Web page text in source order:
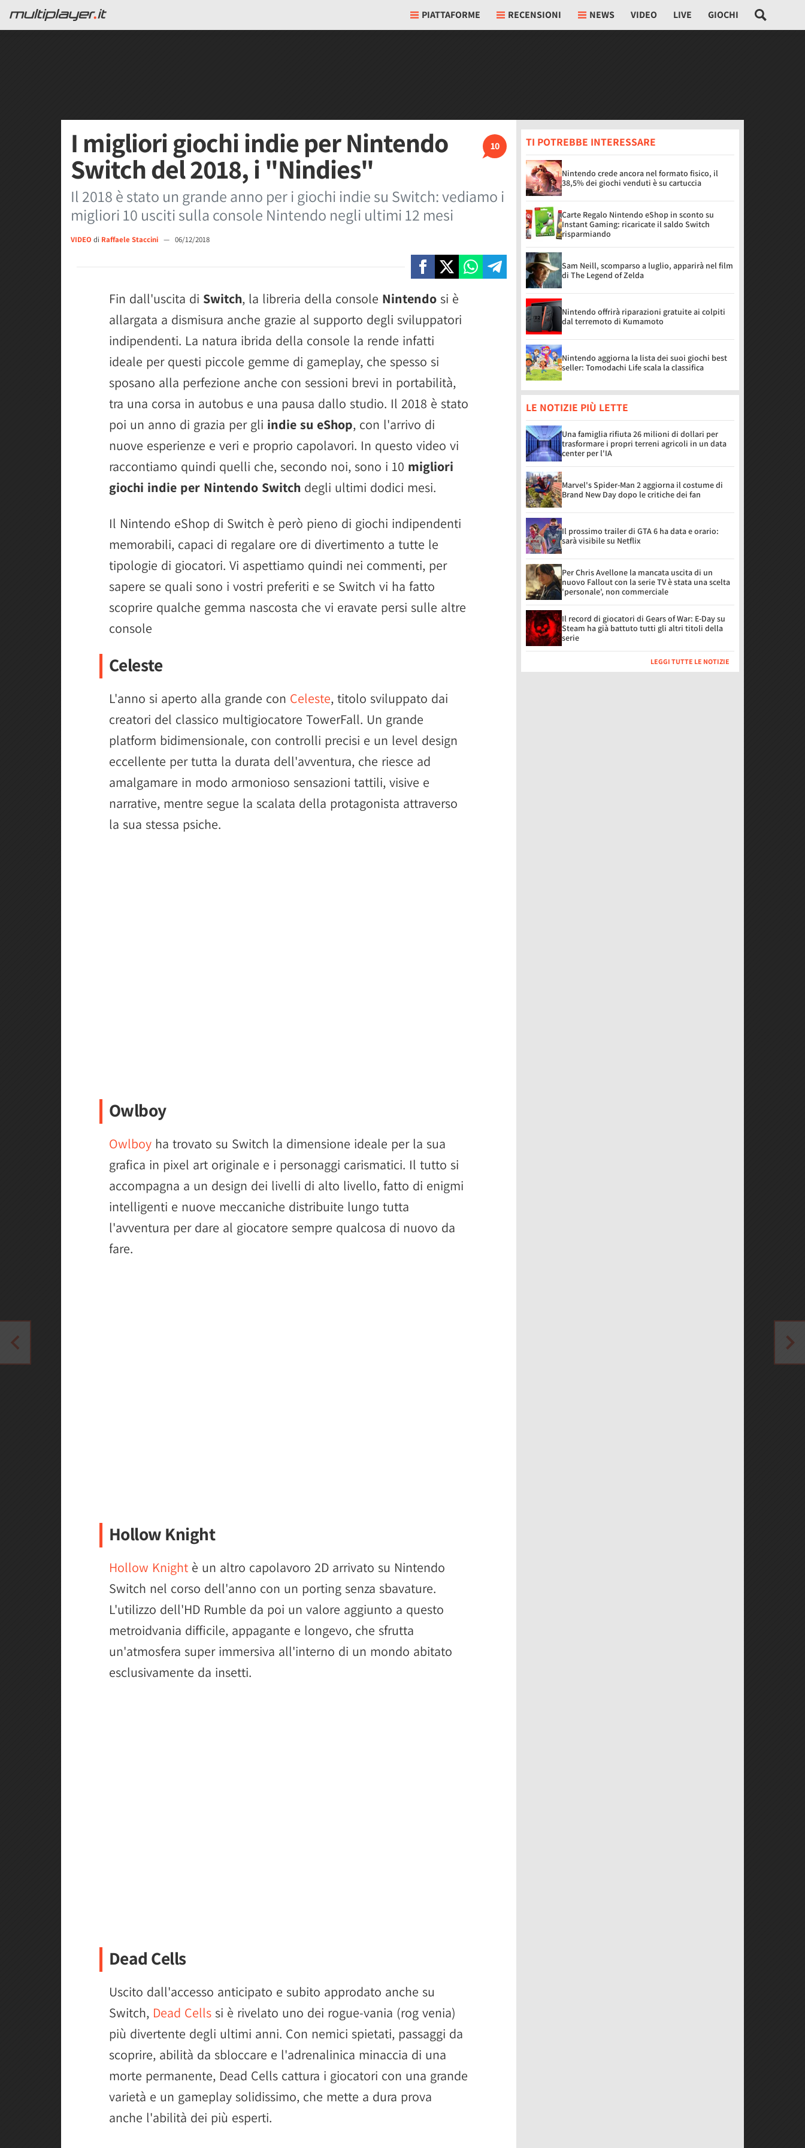
PIATTAFORME RECENSIONI NEWS VIDEO LIVE GIOCHI
10
I migliori giochi indie per Nintendo
Switch del 2018, i "Nindies"
Il 2018 è stato un grande anno per i giochi indie su Switch: vediamo i
migliori 10 usciti sulla console Nintendo negli ultimi 12 mesi
VIDEO di Raffaele Staccini — 06/12/2018
Fin dall'uscita di Switch, la libreria della console Nintendo si è
allargata a dismisura anche grazie al supporto degli sviluppatori
indipendenti. La natura ibrida della console la rende infatti
ideale per questi piccole gemme di gameplay, che spesso si
sposano alla perfezione anche con sessioni brevi in portabilità,
tra una corsa in autobus e una pausa dallo studio. Il 2018 è stato
poi un anno di grazia per gli indie su eShop, con l'arrivo di
nuove esperienze e veri e proprio capolavori. In questo video vi
raccontiamo quindi quelli che, secondo noi, sono i 10 migliori
giochi indie per Nintendo Switch degli ultimi dodici mesi.
Il Nintendo eShop di Switch è però pieno di giochi indipendenti
memorabili, capaci di regalare ore di divertimento a tutte le
tipologie di giocatori. Vi aspettiamo quindi nei commenti, per
sapere se quali sono i vostri preferiti e se Switch vi ha fatto
scoprire qualche gemma nascosta che vi eravate persi sulle altre
console
Celeste
L'anno si aperto alla grande con Celeste, titolo sviluppato dai
creatori del classico multigiocatore TowerFall. Un grande
platform bidimensionale, con controlli precisi e un level design
eccellente per tutta la durata dell'avventura, che riesce ad
amalgamare in modo armonioso sensazioni tattili, visive e
narrative, mentre segue la scalata della protagonista attraverso
la sua stessa psiche.
Owlboy
Owlboy ha trovato su Switch la dimensione ideale per la sua
grafica in pixel art originale e i personaggi carismatici. Il tutto si
accompagna a un design dei livelli di alto livello, fatto di enigmi
intelligenti e nuove meccaniche distribuite lungo tutta
l'avventura per dare al giocatore sempre qualcosa di nuovo da
fare.
Hollow Knight
Hollow Knight è un altro capolavoro 2D arrivato su Nintendo
Switch nel corso dell'anno con un porting senza sbavature.
L'utilizzo dell'HD Rumble da poi un valore aggiunto a questo
metroidvania difficile, appagante e longevo, che sfrutta
un'atmosfera super immersiva all'interno di un mondo abitato
esclusivamente da insetti.
Dead Cells
Uscito dall'accesso anticipato e subito approdato anche su
Switch, Dead Cells si è rivelato uno dei rogue-vania (rog venia)
più divertente degli ultimi anni. Con nemici spietati, passaggi da
scoprire, abilità da sbloccare e l'adrenalinica minaccia di una
morte permanente, Dead Cells cattura i giocatori con una grande
varietà e un gameplay solidissimo, che mette a dura prova
anche l'abilità dei più esperti.
TI POTREBBE INTERESSARE
Nintendo crede ancora nel formato fisico, il
38,5% dei giochi venduti è su cartuccia
Carte Regalo Nintendo eShop in sconto su
Instant Gaming: ricaricate il saldo Switch
risparmiando
Sam Neill, scomparso a luglio, apparirà nel film
di The Legend of Zelda
Nintendo offrirà riparazioni gratuite ai colpiti
dal terremoto di Kumamoto
Nintendo aggiorna la lista dei suoi giochi best
seller: Tomodachi Life scala la classifica
LE NOTIZIE PIÙ LETTE
Una famiglia rifiuta 26 milioni di dollari per
trasformare i propri terreni agricoli in un data
center per l'IA
Marvel's Spider-Man 2 aggiorna il costume di
Brand New Day dopo le critiche dei fan
Il prossimo trailer di GTA 6 ha data e orario:
sarà visibile su Netflix
Per Chris Avellone la mancata uscita di un
nuovo Fallout con la serie TV è stata una scelta
'personale', non commerciale
Il record di giocatori di Gears of War: E-Day su
Steam ha già battuto tutti gli altri titoli della
serie
LEGGI TUTTE LE NOTIZIE